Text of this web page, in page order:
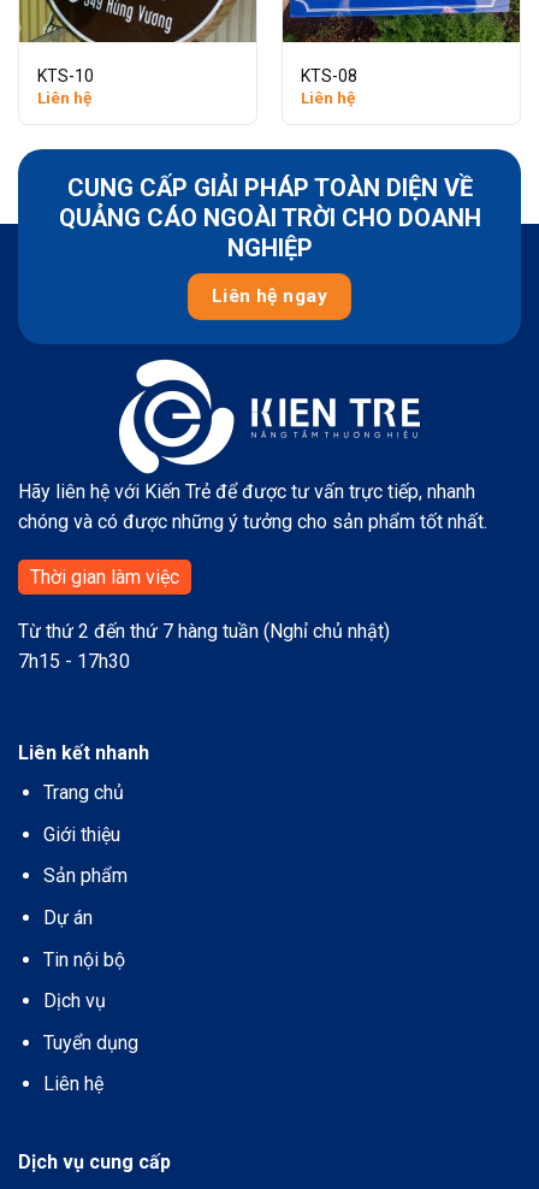
KTS-10
Liên hệ
KTS-08
Liên hệ
CUNG CẤP GIẢI PHÁP TOÀN DIỆN VỀ
QUẢNG CÁO NGOÀI TRỜI CHO DOANH
NGHIỆP
Liên hệ ngay
Hãy liên hệ với Kiến Trẻ để được tư vấn trực tiếp, nhanh
chóng và có được những ý tưởng cho sản phẩm tốt nhất.
Thời gian làm việc
Từ thứ 2 đến thứ 7 hàng tuần (Nghỉ chủ nhật)
7h15 - 17h30
Liên kết nhanh
Trang chủ
Giới thiệu
Sản phẩm
Dự án
Tin nội bộ
Dịch vụ
Tuyển dụng
Liên hệ
Dịch vụ cung cấp